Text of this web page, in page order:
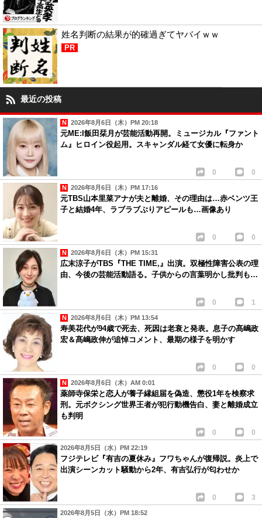
姓名判断の結果が的確過ぎてヤバイｗｗ
PR
最近の投稿
2026年8月6日（木）PM 20:18
元ME:I飯田栞月が芸能活動再開。ミュージカル『ファント
ム』ヒロイン役起用。スキャンダル経て女優に転身か
0 0
2026年8月6日（木）PM 17:16
元TBS山本里菜アナが夫と離婚、その理由は…赤ベンツ王
子と結婚4年、ラブラブぶりアピールも…画像あり
0 0
2026年8月6日（木）PM 15:31
広末涼子がTBS『THE TIME,』出演。双極性障害公表の理
由、今後の芸能活動語る。子供からの言葉明かし批判も…
0 1
2026年8月6日（木）PM 13:54
寿美花代が94歳で死去、死因は老衰と発表。息子の髙嶋政
宏＆髙嶋政伸が追悼コメント、最期の様子を明かす
0 0
2026年8月6日（木）AM 0:01
薬師寺保栄と恋人が養子縁組届を偽造、懲役1年を検察求
刑。元ボクシング世界王者が犯行動機告白、妻と離婚成立
も判明
0 0
2026年8月5日（水）PM 22:19
フジテレビ『有吉の夏休み』フワちゃんが復帰説。炎上で
出演シーンカット騒動から2年、有吉弘行が匂わせか
0 3
2026年8月5日（水）PM 18:52